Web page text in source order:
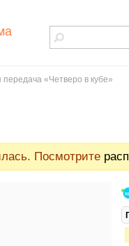
передача «Четверо в кубе»
Посмотрите